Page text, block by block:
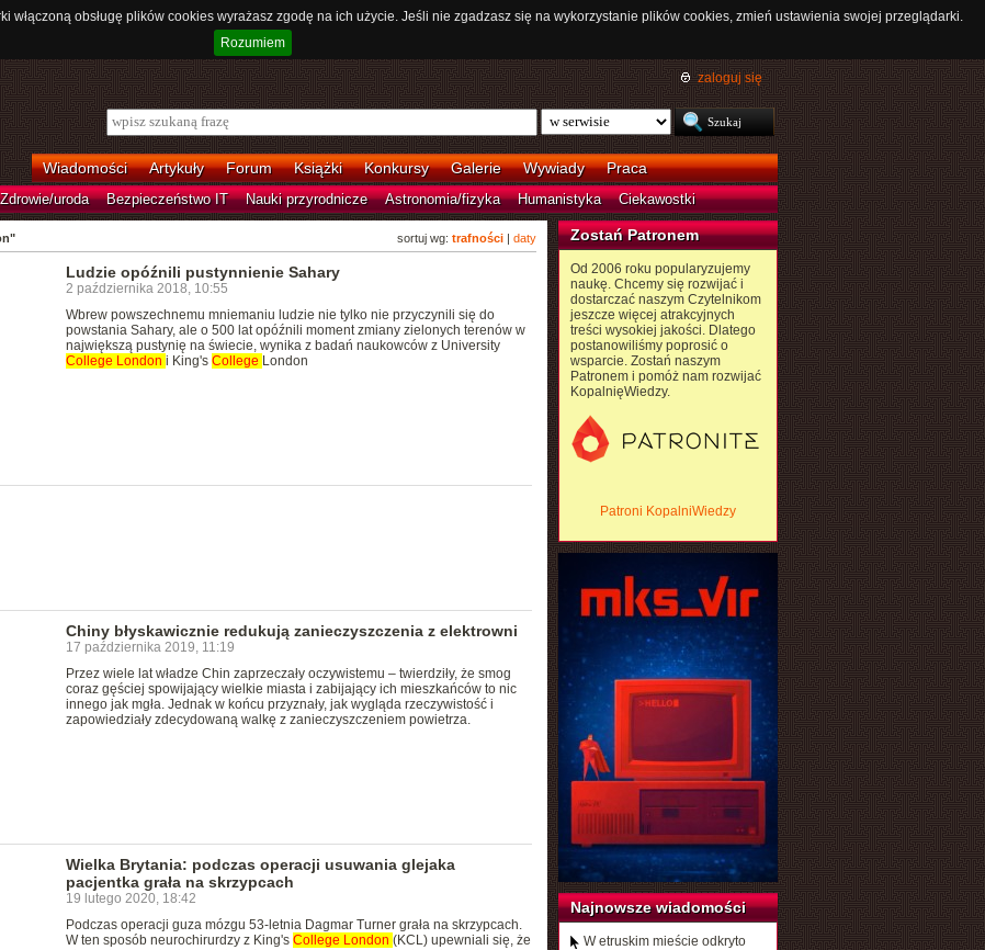
obsługę plików cookies wyrażasz zgodę na ich użycie. Jeśli nie zgadzasz się na wykorzystanie plików cookies, zmień ustawienia swojej przeglądarki.
Rozumiem
zaloguj się
Wiadomości Artykuły Forum Książki Konkursy Galerie Wywiady Praca
Zdrowie/uroda Bezpieczeństwo IT Nauki przyrodnicze Astronomia/fizyka Humanistyka Ciekawostki
sortuj wg: trafności| daty
Ludzie opóźnili pustynnienie Sahary
2 października 2018, 10:55
Wbrew powszechnemu mniemaniu ludzie nie tylko nie przyczynili się do
powstania Sahary, ale o 500 lat opóźnili moment zmiany zielonych terenów w
największą pustynię na świecie, wynika z badań naukowców z University
College London i King's College London
Chiny błyskawicznie redukują zanieczyszczenia z elektrowni
17 października 2019, 11:19
Przez wiele lat władze Chin zaprzeczały oczywistemu – twierdziły, że smog
coraz gęściej spowijający wielkie miasta i zabijający ich mieszkańców to nic
innego jak mgła. Jednak w końcu przyznały, jak wygląda rzeczywistość i
zapowiedziały zdecydowaną walkę z zanieczyszczeniem powietrza.
Wielka Brytania: podczas operacji usuwania glejaka
pacjentka grała na skrzypcach
19 lutego 2020, 18:42
Podczas operacji guza mózgu 53-letnia Dagmar Turner grała na skrzypcach.
W ten sposób neurochirurdzy z King's College London (KCL) upewniali się, że
Zostań Patronem
Od 2006 roku popularyzujemy
naukę. Chcemy się rozwijać i
dostarczać naszym Czytelnikom
jeszcze więcej atrakcyjnych
treści wysokiej jakości. Dlatego
postanowiliśmy poprosić o
wsparcie. Zostań naszym
Patronem i pomóż nam rozwijać
KopalnięWiedzy.
Patroni KopalniWiedzy
Najnowsze wiadomości
W etruskim mieście odkryto